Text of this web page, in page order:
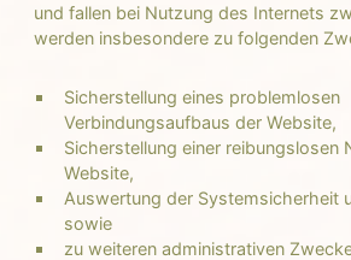
und fallen bei Nutzung des Internets
werden insbesondere zu folgenden
Sicherstellung eines problemlosen
Verbindungsaufbaus der Website,
Sicherstellung einer reibungslosen
Website,
Auswertung der Systemsicherheit
sowie
zu weiteren administrativen